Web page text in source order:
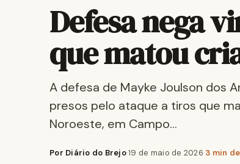
Defesa nega
que matou
A defesa de Mayke Joulson dos
presos pelo ataque a tiros que
Noroeste, em Campo…
Por Diário do Brejo·19 de maio de 2026·3 min